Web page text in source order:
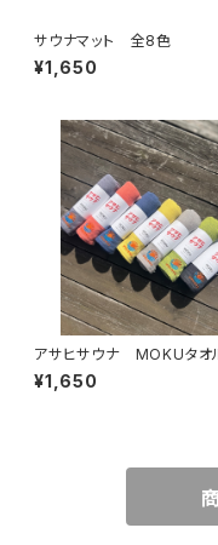
サウナマット 全8色
¥1,650
アサヒサウナ MOKUタ
全8色
¥1,650